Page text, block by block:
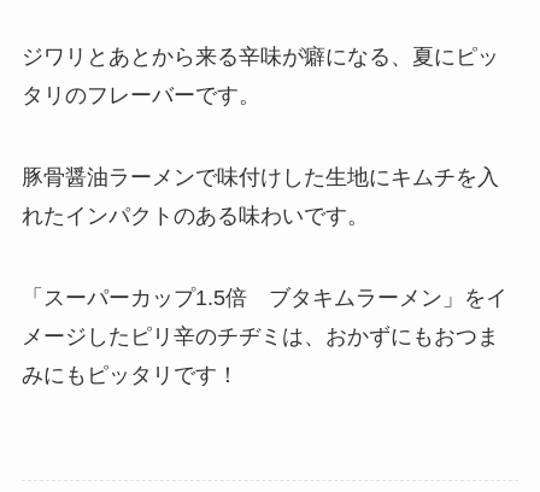
ジワリとあとから来る辛味が癖になる、夏にピッ
タリのフレーバーです。
豚骨醤油ラーメンで味付けした生地にキムチを入
れたインパクトのある味わいです。
「スーパーカップ1.5倍 ブタキムラーメン」をイ
メージしたピリ辛のチヂミは、おかずにもおつま
みにもピッタリです！